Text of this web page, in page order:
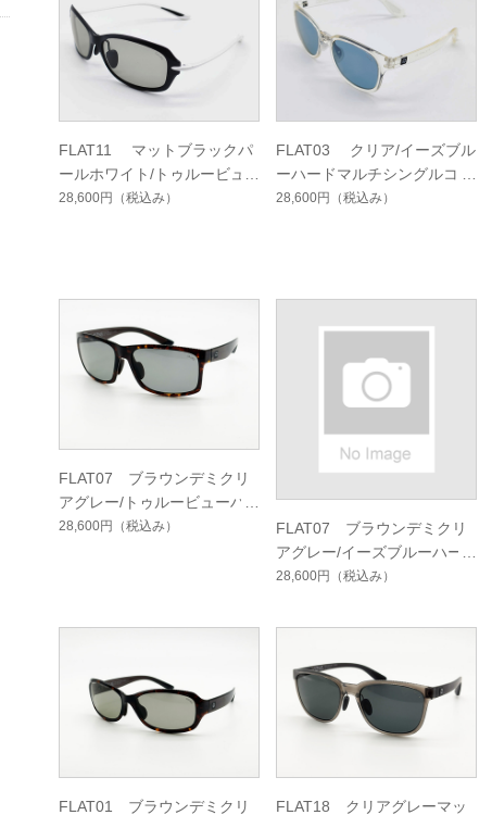
FLAT11 マットブラックパ
ールホワイト/トゥルービュ
ーゴルフハードマルチシング
28,600円 （税込み）
FLAT03 クリア/イーズブル
ーハードマルチシングルコー
ト
28,600円 （税込み）
FLAT07 ブラウンデミクリ
アグレー/トゥルービューハ
ードマルチシングルコート
28,600円 （税込み）
FLAT07 ブラウンデミクリ
アグレー/イーズブルーハー
ドマルチシングルコート
28,600円 （税込み）
FLAT01 ブラウンデミクリ
FLAT18 クリアグレーマッ